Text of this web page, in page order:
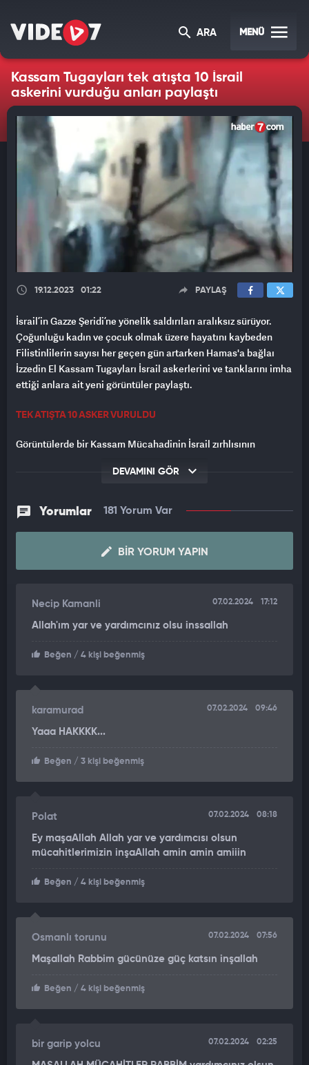
ARA MENÜ
Kassam Tugayları tek atışta 10 İsrail
askerini vurduğu anları paylaştı
19.12.2023 01:22 PAYLAŞ
İsrail’in Gazze Şeridi’ne yönelik saldırıları aralıksız sürüyor.
Çoğunluğu kadın ve çocuk olmak üzere hayatını kaybeden
Filistinlilerin sayısı her geçen gün artarken Hamas'a bağlaı
İzzedin El Kassam Tugayları İsrail askerlerini ve tanklarını imha
ettiği anlara ait yeni görüntüler paylaştı.
TEK ATIŞTA 10 ASKER VURULDU
Görüntülerde bir Kassam Mücahadinin İsrail zırhlısının
Kassam Tugayları bir diğer görüntüde ise Gazze Şeridi’nde
birçok noktada İsrail ordusuna düzenlediği saldırılara ait yeni
görüntüleri yayınladı. Çok sayıda zırhlı aracın roketlerle
vurulduğu görüntülerde, Beyt Lahya’da İsrail konvoyuna
düzenlenen saldırıda çok sayıda İsrail askerinin içinde
vurulan tankları iş makineleriyle çekerek bölgeden çıkarmaya
DEVAMINI GÖR
Yorumlar 181 Yorum Var
BIR YORUM YAPIN
Necip Kamanli 07.02.2024 17:12
Allah'ım yar ve yardımcınız olsu inssallah
Beğen / 4 kişi beğenmiş
karamurad 07.02.2024 09:46
Yaaa HAKKKK...
Beğen / 3 kişi beğenmiş
Polat 07.02.2024 08:18
Ey maşaAllah Allah yar ve yardımcısı olsun
mücahitlerimizin inşaAllah amin amin amiiin
Beğen / 4 kişi beğenmiş
Osmanlı torunu 07.02.2024 07:56
Maşallah Rabbim gücünüze güç katsın inşallah
Beğen / 4 kişi beğenmiş
bir garip yolcu 07.02.2024 02:25